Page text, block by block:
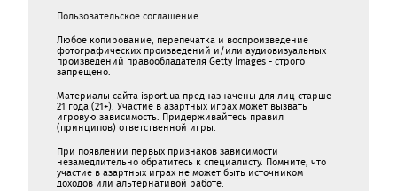
Пользовательское соглашение
Любое копирование, перепечатка и воспроизведение
фотографических произведений и/или аудиовизуальных
произведений правообладателя Getty Images - строго
запрещено.
Материалы сайта isport.ua предназначены для лиц старше
21 года (21+). Участие в азартных играх может вызвать
игровую зависимость. Придерживайтесь правил
(принципов) ответственной игры.
При появлении первых признаков зависимости
незамедлительно обратитесь к специалисту. Помните, что
участие в азартных играх не может быть источником
доходов или альтернативой работе.